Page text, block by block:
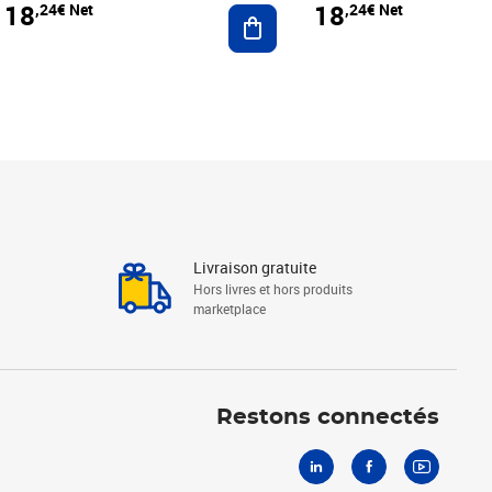
au panier
18,24€ Net Ajouter au panier
18,24€ Net
Livraison gratuite
Hors livres et hors produits
marketplace
Restons connectés